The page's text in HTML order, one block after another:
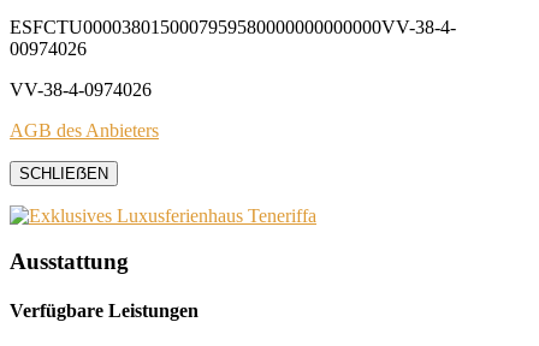
ESFCTU0000380150007959580000000000000VV-38-4-
00974026
VV-38-4-0974026
AGB des Anbieters
SCHLIEẞEN
Ausstattung
Verfügbare Leistungen